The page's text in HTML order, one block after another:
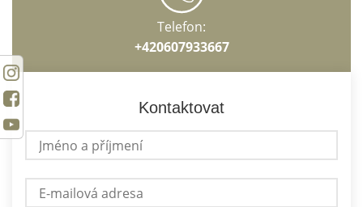
Telefon:
+420607933667
Kontaktovat